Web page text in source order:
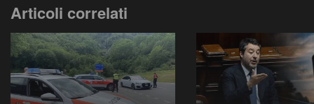
Articoli correlati